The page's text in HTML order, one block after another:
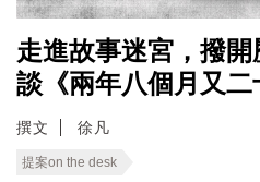
走進故事迷宮，撥
談《兩年八個月又二
撰文 徐凡
提案on the desk